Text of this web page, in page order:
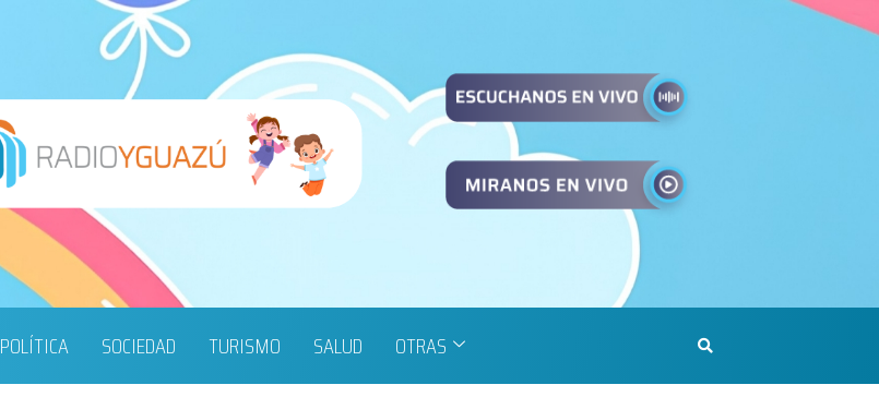
POLÍTICA SOCIEDAD TURISMO SALUD OTRAS